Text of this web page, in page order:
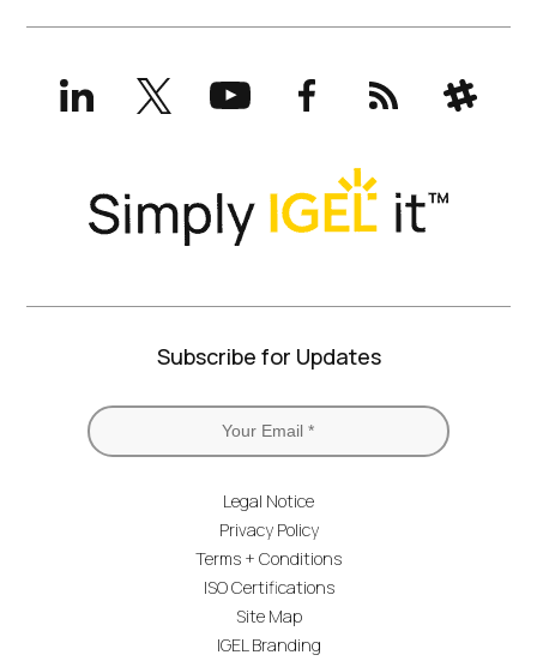
LinkedInX
(formerly
Twitter)
YouTubeFacebookRSS Slack
Subscribe for Updates
Legal Notice
Privacy Policy
Terms + Conditions
ISO Certifications
Site Map
IGEL Branding